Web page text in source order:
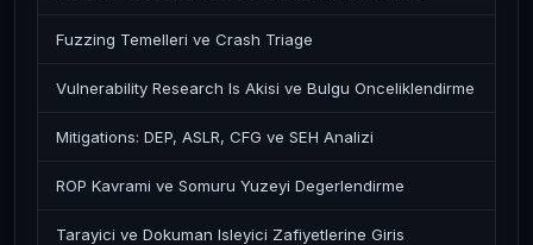
Fuzzing Temelleri ve Crash Triage
Vulnerability Research Is Akisi ve Bulgu Onceliklendirme
Mitigations: DEP, ASLR, CFG ve SEH Analizi
ROP Kavrami ve Somuru Yuzeyi Degerlendirme
Tarayici ve Dokuman Isleyici Zafiyetlerine Giris